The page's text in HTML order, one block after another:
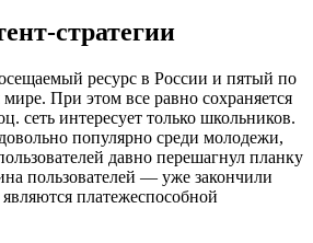
стратегии
ресурс в России и пятый по
При этом все равно сохраняется
сеть интересует только школьников.
популярно среди молодежи,
давно перешагнул планку
пользователей — уже закончили
платежеспособной